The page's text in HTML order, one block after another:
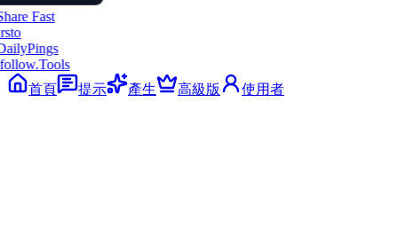
首頁
提示 產生 高級版 使用者